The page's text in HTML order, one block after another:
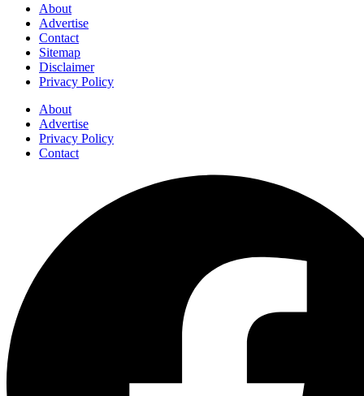
About
Advertise
Contact
Sitemap
Disclaimer
Privacy Policy
About
Advertise
Privacy Policy
Contact